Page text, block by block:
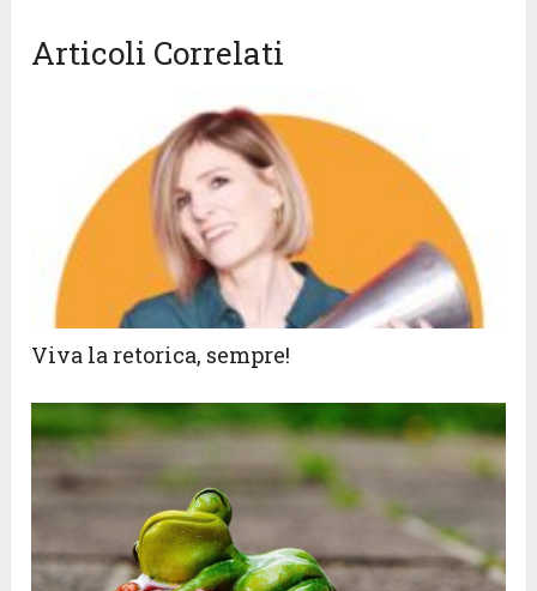
Articoli Correlati
Viva la retorica, sempre!